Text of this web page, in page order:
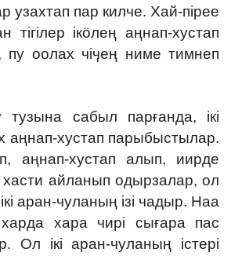
узахтап пар килче. Хай-пірее
тігілер ікӧлең аңнап-хустап
пу оолах чіӌең ниме тимнеп
тузына сабыл парғанда, ікі
аңнап-хустап парыбыстылар.
аңнап-хустап алып, иирде
айланып одырзалар, ол
аран-чуланың ізі чадыр. Наа
хара чирі сығара пас
Ол ікі аран-чуланың істері